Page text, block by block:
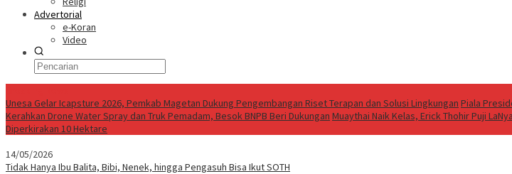
Advertorial
e-Koran
Video
Unesa Gelar Icapsture 2026, Pemkab Magetan Dukung Pengembangan Riset Terapan dan Solusi Lingkungan Piala
Kerahkan Drone Water Spray dan Truk Pemadam, Besok BNPB Beri Dukungan Muaythai Naik Kelas, Erick Thohir Puji
Diperkirakan 10 Hektare
14/05/2026
Tidak Hanya Ibu Balita, Bibi, Nenek, hingga Pengasuh Bisa Ikut SOTH